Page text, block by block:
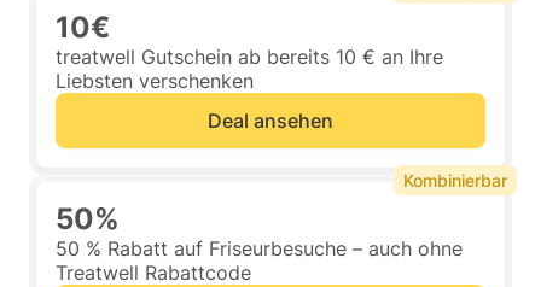
10€
treatwell Gutschein ab bereits 10 € an Ihre
Liebsten verschenken
Deal ansehen
50%
50 % Rabatt auf Friseurbesuche – auch ohne
Treatwell Rabattcode
Kombinierbar